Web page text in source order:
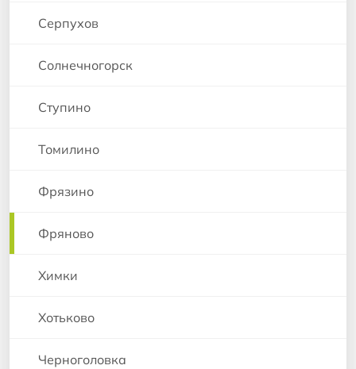
Серпухов
Солнечногорск
Ступино
Томилино
Фрязино
Фряново
Химки
Хотьково
Черноголовка